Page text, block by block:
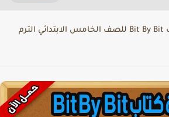
تحميل مراجعة كتاب Bit By Bit للصف الخامس الابتدائي الترم